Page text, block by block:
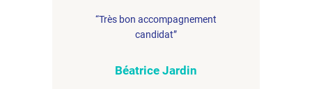
“Très bon accompagnement
candidat”
Béatrice Jardin